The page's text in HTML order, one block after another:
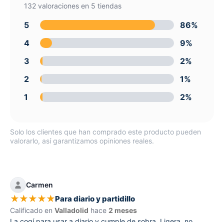
132 valoraciones en 5 tiendas
5
86%
4
9%
3
2%
2
1%
1
2%
Solo los clientes que han comprado este producto pueden
valorarlo, así garantizamos opiniones reales.
Carmen
★★★★★Para diario y partidillo
Calificado en Valladolid hace 2 meses